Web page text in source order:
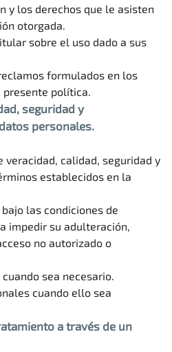
y los derechos que le asisten
otorgada.
sobre el uso dado a sus
formulados en los
política.
seguridad y
personales.
veracidad, calidad, seguridad y
establecidos en la
las condiciones de
impedir su adulteración,
no autorizado o
sea necesario.
cuando ello sea
a través de un